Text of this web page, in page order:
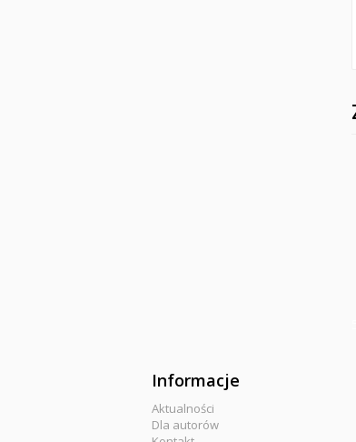
Informacje
Aktualności
Dla autorów